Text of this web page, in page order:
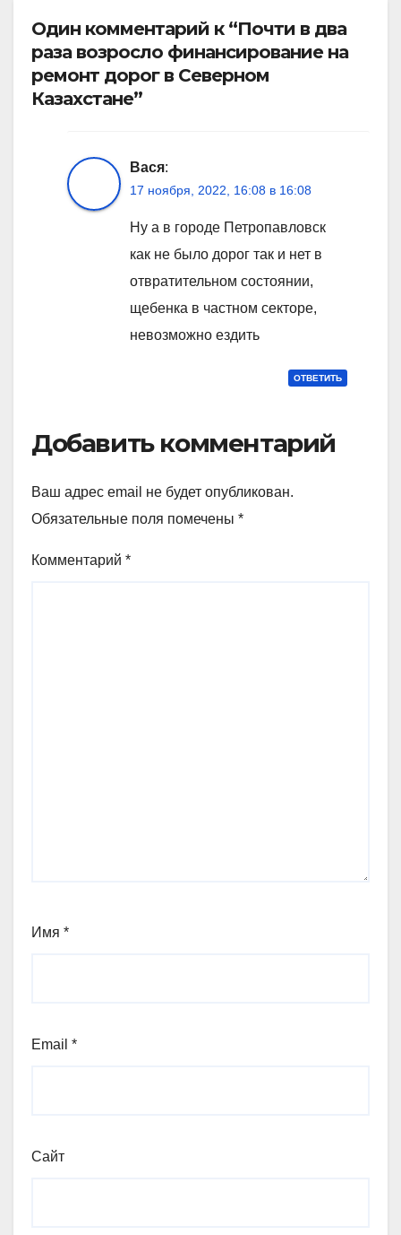
Один комментарий к “Почти в два
раза возросло финансирование на
ремонт дорог в Северном
Казахстане”
Вася:
17 ноября, 2022, 16:08 в 16:08
Ну а в городе Петропавловск
как не было дорог так и нет в
отвратительном состоянии,
щебенка в частном секторе,
невозможно ездить
ОТВЕТИТЬ
Добавить комментарий
Ваш адрес email не будет опубликован.
Обязательные поля помечены *
Комментарий *
Имя *
Email *
Сайт